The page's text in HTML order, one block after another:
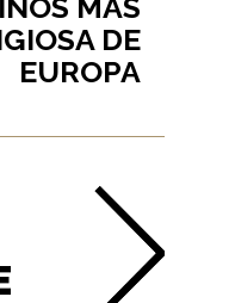
DE
EUROPA